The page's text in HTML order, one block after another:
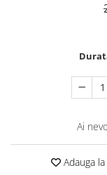
Scania R S G P
Volvo Aero
Volvo FH 2 Euro 4
Ai
Adauga la